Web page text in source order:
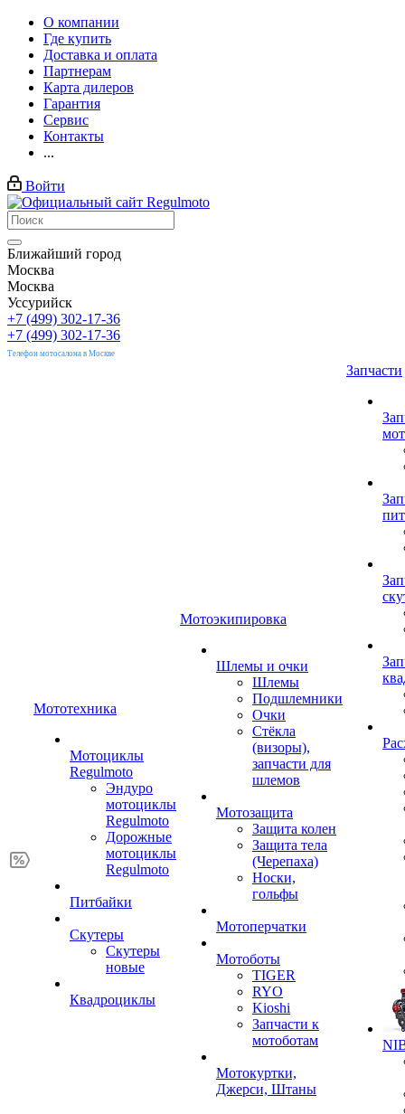
О компании
Где купить
Доставка и оплата
Партнерам
Карта дилеров
Гарантия
Сервис
Контакты
...
Войти
Ближайший город
Москва
Москва
Уссурийск
+7 (499) 302-17-36
+7 (499) 302-17-36
Телефон мотосалона в Москве
Мототехника
Мотоциклы
Regulmoto
Эндуро
мотоциклы
Regulmoto
Дорожные
мотоциклы
Regulmoto
Питбайки
Скутеры
Скутеры
новые
Квадроциклы
Мотоэкипировка
Шлемы и очки
Шлемы
Подшлемники
Очки
Стёкла
(визоры),
запчасти для
шлемов
Мотозащита
Защита колен
Защита тела
(Черепаха)
Носки,
гольфы
Мотоперчатки
Мотоботы
TIGER
RYO
Kioshi
Запчасти к
мотоботам
Мотокуртки,
Джерси, Штаны
Запчасти